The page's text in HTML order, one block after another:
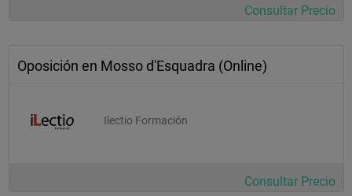
Consultar Precio
Oposición en Mosso d'Esquadra (Online)
Ilectio Formación
Consultar Precio